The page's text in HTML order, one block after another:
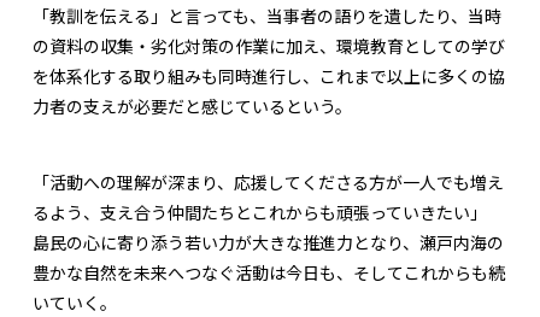
「教訓を伝える」と言っても、当事者の語りを遺したり、当時
の資料の収集・劣化対策の作業に加え、環境教育としての学び
を体系化する取り組みも同時進行し、これまで以上に多くの協
力者の支えが必要だと感じているという。
「活動への理解が深まり、応援してくださる方が一人でも増え
るよう、支え合う仲間たちとこれからも頑張っていきたい」
島民の心に寄り添う若い力が大きな推進力となり、瀬戸内海の
豊かな自然を未来へつなぐ活動は今日も、そしてこれからも続
いていく。